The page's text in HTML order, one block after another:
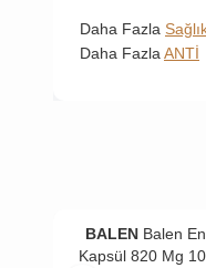
Daha Fazla
Daha Fazla ANTİ
BALEN Balen
Kapsül 820 Mg